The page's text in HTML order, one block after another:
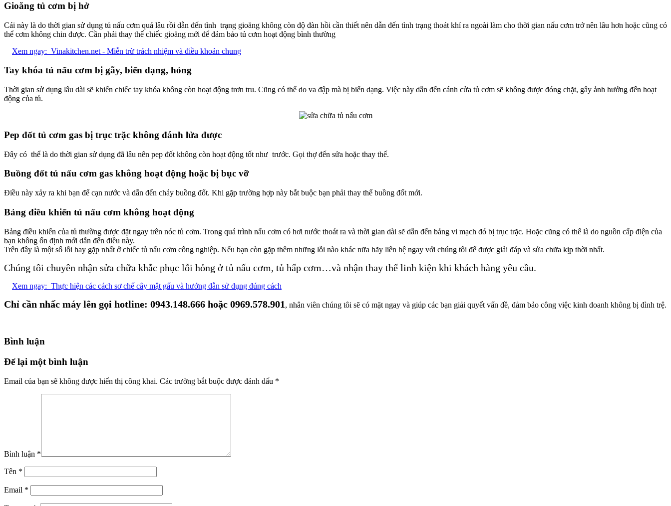
Gioăng tủ cơm bị hở
Cái này là do thời gian sử dụng tủ nấu cơm quá lâu rồi dẫn đến tình trạng gioăng không còn độ đàn hồi cần thiết nên dẫn đến tình trạng thoát khí ra ngoài làm cho thời gian nấu cơm trở nên lâu hơn hoặc cũng có
thể cơm không chin được. Cần phải thay thế chiếc gioăng mới để đảm bảo tủ cơm hoạt động bình thường
Xem ngay: Vinakitchen.net - Miễn trừ trách nhiệm và điều khoản chung
Tay khóa tủ nấu cơm bị gãy, biến dạng, hỏng
Thời gian sử dụng lâu dài sẽ khiến chiếc tay khóa không còn hoạt động trơn tru. Cũng có thể do va đập mà bị biến dạng. Việc này dẫn đến cánh cửa tủ cơm sẽ không được đóng chặt, gây ảnh hưởng đến hoạt
động của tủ.
Pep đốt tủ cơm gas bị trục trặc không đánh lửa được
Đây có thể là do thời gian sử dụng đã lâu nên pep đốt không còn hoạt động tốt như trước. Gọi thợ đến sửa hoặc thay thế.
Buồng đốt tủ nấu cơm gas không hoạt động hoặc bị bục vỡ
Điều này xảy ra khi bạn để cạn nước và dẫn đến cháy buồng đốt. Khi gặp trường hợp này bắt buộc bạn phải thay thế buồng đốt mới.
Bảng điều khiển tủ nấu cơm không hoạt động
Bảng điều khiển của tủ thường được đặt ngay trên nóc tủ cơm. Trong quá trình nấu cơm có hơi nước thoát ra và thời gian dài sẽ dẫn đến bảng vi mạch đó bị trục trặc. Hoặc cũng có thể là do nguồn cấp điện của
bạn không ổn định mới dẫn đến điều này.
Trên đây là một số lỗi hay gặp nhất ở chiếc tủ nấu cơm công nghiệp. Nếu bạn còn gặp thêm những lỗi nào khác nữa hãy liên hệ ngay với chúng tôi để được giải đáp và sửa chữa kịp thời nhất.
Chúng tôi chuyên nhận sửa chữa khắc phục lỗi hỏng ở tủ nấu cơm, tủ hấp cơm…và nhận thay thế linh kiện khi khách hàng yêu cầu.
Xem ngay: Thực hiện các cách sơ chế cây mật gấu và hướng dẫn sử dụng đúng cách
Chỉ cần nhấc máy lên gọi hotline: 0943.148.666 hoặc 0969.578.901 , nhân viên chúng tôi sẽ có mặt ngay và giúp các bạn giải quyết vấn đề, đảm bảo công việc kinh doanh không bị đình trệ.
Bình luận
Để lại một bình luận
Email của bạn sẽ không được hiển thị công khai. Các trường bắt buộc được đánh dấu *
Bình luận *
Tên *
Email *